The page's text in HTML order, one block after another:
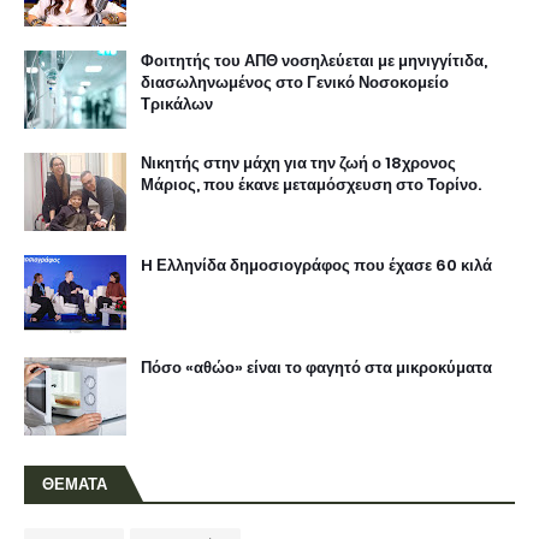
Φοιτητής του ΑΠΘ νοσηλεύεται με μηνιγγίτιδα,
διασωληνωμένος στο Γενικό Νοσοκομείο
Τρικάλων
Νικητής στην μάχη για την ζωή ο 18χρονος
Μάριος, που έκανε μεταμόσχευση στο Τορίνο.
H Ελληνίδα δημοσιογράφος που έχασε 60 κιλά
Πόσο «αθώο» είναι το φαγητό στα μικροκύματα
ΘΕΜΑΤΑ